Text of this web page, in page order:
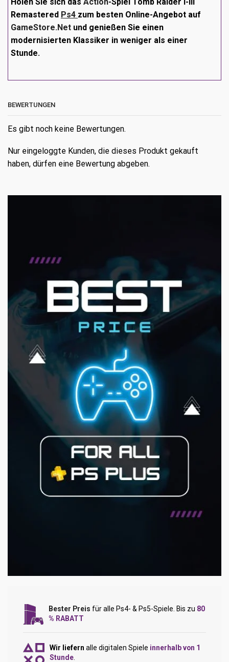
Remastered Ps4 zum besten Online-Angebot auf
GameStore.Net und genießen Sie einen
modernisierten Klassiker in weniger als einer
Stunde.
BEWERTUNGEN
Es gibt noch keine Bewertungen.
Nur eingeloggte Kunden, die dieses Produkt gekauft
haben, dürfen eine Bewertung abgeben.
Bester Preis für alle Ps4- & Ps5-Spiele. Bis zu 80
% RABATT
Wir liefern alle digitalen Spiele innerhalb von 1
Stunde